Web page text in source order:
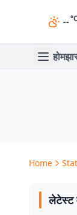
--°C
होम
Home
लेटेस्ट